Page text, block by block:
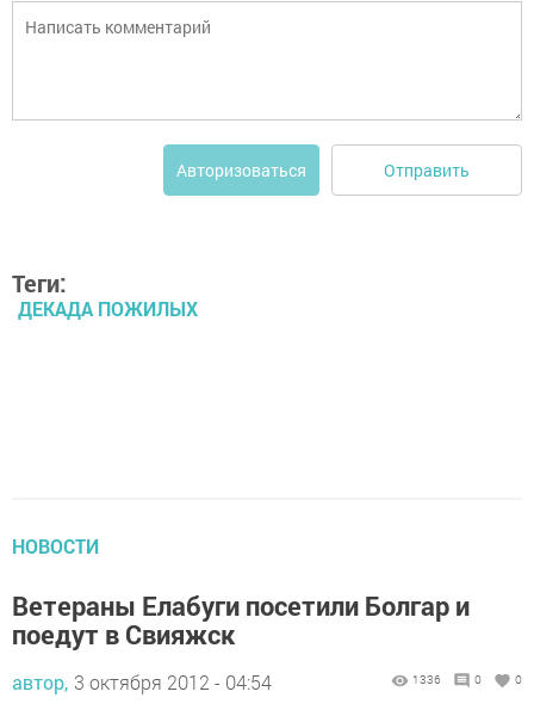
Авторизоваться Отправить
Теги:
ДЕКАДА ПОЖИЛЫХ
НОВОСТИ
Ветераны Елабуги посетили Болгар и
поедут в Свияжск
автор, 3 октября 2012 - 04:54 1336 0 0